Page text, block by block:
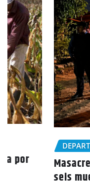
DEPARTAMENTALES
Masacre en
seis muertos